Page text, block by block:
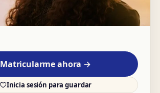
Matricularme ahora →
Inicia sesión para guardar